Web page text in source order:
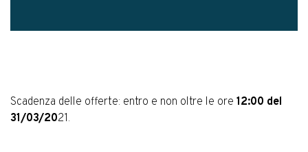
Scadenza delle offerte: entro e non oltre le ore 12:00 del
31/03/2021.